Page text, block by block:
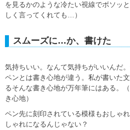
を見るかのような冷たい視線でボソッ
しく言ってくれても…）
スムーズに…か、書けた
気持ちいい。なんて気持ちがいいんだ
ペンとは書き心地が違う。私が書いた
るそんな書き心地が万年筆にはある。
き心地）
ペン先に刻印されている模様もおしゃ
しゃれになるんじゃない？